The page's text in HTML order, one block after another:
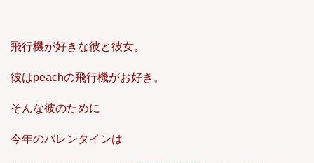
飛行機が好きな彼と彼女。
彼はpeachの飛行機がお好き。
そんな彼のために
今年のバレンタインは